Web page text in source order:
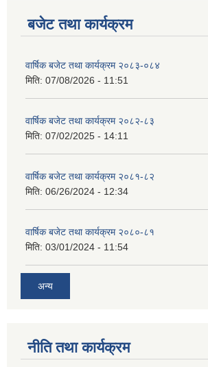
बजेट तथा कार्यक्रम
वार्षिक बजेट तथा कार्यक्रम २०८३-०८४
मिति: 07/08/2026 - 11:51
वार्षिक बजेट तथा कार्यक्रम २०८२-८३
मिति: 07/02/2025 - 14:11
वार्षिक बजेट तथा कार्यक्रम २०८१-८२
मिति: 06/26/2024 - 12:34
वार्षिक बजेट तथा कार्यक्रम २०८०-८१
मिति: 03/01/2024 - 11:54
अन्य
नीति तथा कार्यक्रम